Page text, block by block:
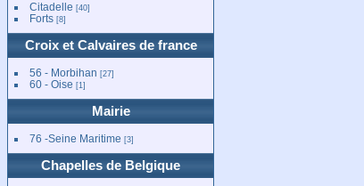
Citadelle [40]
Forts [8]
Croix et Calvaires de france
56 - Morbihan [27]
60 - Oise [1]
Mairie
76 -Seine Maritime [3]
Chapelles de Belgique